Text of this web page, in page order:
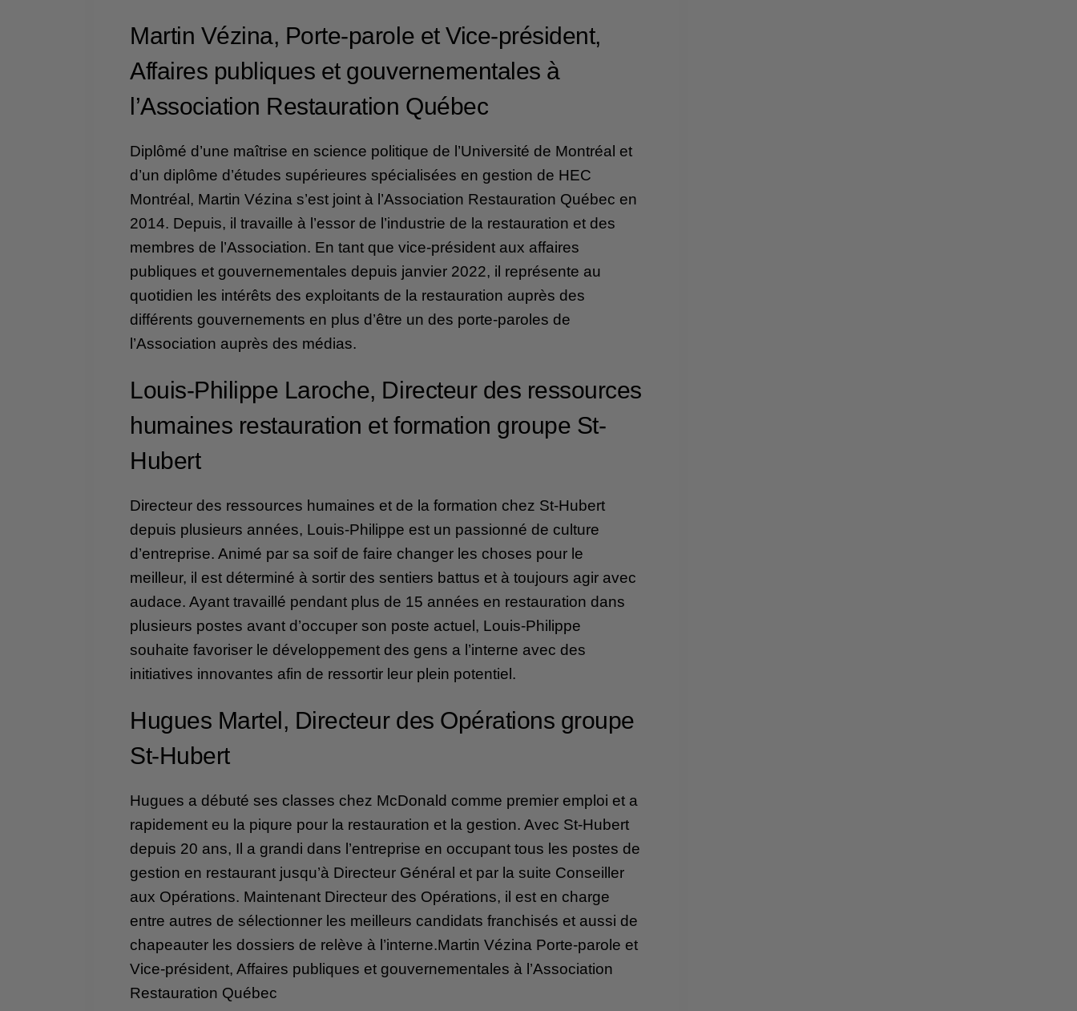
Martin Vézina, Porte-parole et Vice-président,
Affaires publiques et gouvernementales à
l’Association Restauration Québec
Diplômé d’une maîtrise en science politique de l’Université de Montréal et
d’un diplôme d’études supérieures spécialisées en gestion de HEC
Montréal, Martin Vézina s’est joint à l’Association Restauration Québec en
2014. Depuis, il travaille à l’essor de l’industrie de la restauration et des
membres de l’Association. En tant que vice-président aux affaires
publiques et gouvernementales depuis janvier 2022, il représente au
quotidien les intérêts des exploitants de la restauration auprès des
différents gouvernements en plus d’être un des porte-paroles de
l’Association auprès des médias.
Louis-Philippe Laroche, Directeur des ressources
humaines restauration et formation groupe St-
Hubert
Directeur des ressources humaines et de la formation chez St-Hubert
depuis plusieurs années, Louis-Philippe est un passionné de culture
d’entreprise. Animé par sa soif de faire changer les choses pour le
meilleur, il est déterminé à sortir des sentiers battus et à toujours agir avec
audace. Ayant travaillé pendant plus de 15 années en restauration dans
plusieurs postes avant d’occuper son poste actuel, Louis-Philippe
souhaite favoriser le développement des gens a l’interne avec des
initiatives innovantes afin de ressortir leur plein potentiel.
Hugues Martel, Directeur des Opérations groupe
St-Hubert
Hugues a débuté ses classes chez McDonald comme premier emploi et a
rapidement eu la piqure pour la restauration et la gestion. Avec St-Hubert
depuis 20 ans, Il a grandi dans l’entreprise en occupant tous les postes de
gestion en restaurant jusqu’à Directeur Général et par la suite Conseiller
aux Opérations. Maintenant Directeur des Opérations, il est en charge
entre autres de sélectionner les meilleurs candidats franchisés et aussi de
chapeauter les dossiers de relève à l’interne.Martin Vézina Porte-parole et
Vice-président, Affaires publiques et gouvernementales à l’Association
Restauration Québec